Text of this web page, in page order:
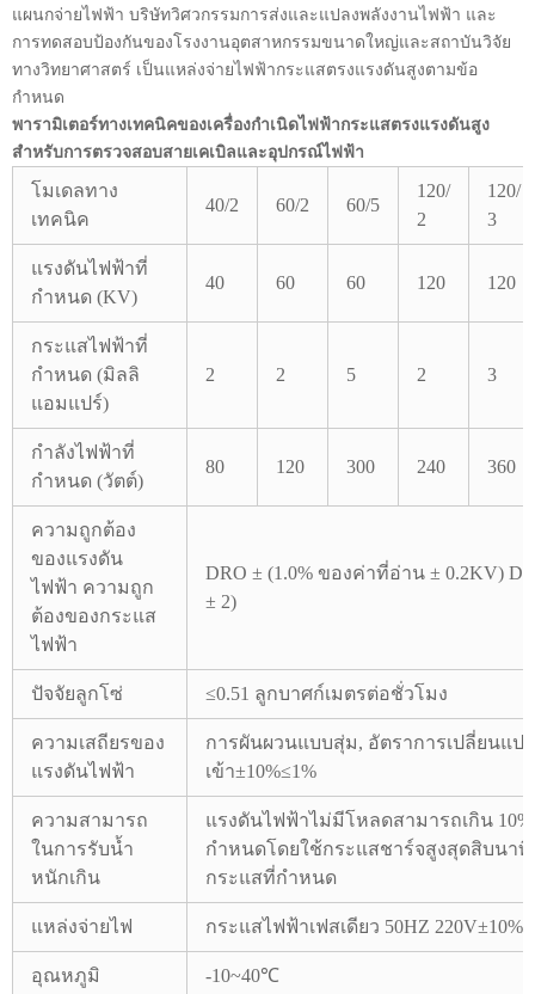
แผนกจ่ายไฟฟ้า บริษัทวิศวกรรมการส่งและแปลงพลังงานไฟฟ้า และ
การทดสอบป้องกันของโรงงานอุตสาหกรรมขนาดใหญ่และสถาบันวิจัย
ทางวิทยาศาสตร์ เป็นแหล่งจ่ายไฟฟ้ากระแสตรงแรงดันสูงตามข้อ
กำหนด
พารามิเตอร์ทางเทคนิคของเครื่องกำเนิดไฟฟ้ากระแสตรงแรงดันสูง
สำหรับการตรวจสอบสายเคเบิลและอุปกรณ์ไฟฟ้า
โมเดลทาง
เทคนิค
40/2 60/2 60/5
120/
2
120/
3
แรงดันไฟฟ้าที่
กำหนด (KV)
40 60 60 120 120
กระแสไฟฟ้าที่
กำหนด (มิลลิ
แอมแปร์)
2 2 5 2 3
กำลังไฟฟ้าที่
กำหนด (วัตต์)
80 120 300 240 360
ความถูกต้อง
ของแรงดัน
ไฟฟ้า ความถูก
ต้องของกระแส
ไฟฟ้า
DRO ± (1.0% ของค่าที่อ่าน ± 0.2KV)
± 2)
ปัจจัยลูกโซ่ ≤0.51 ลูกบาศก์เมตรต่อชั่วโมง
ความเสถียรของ
แรงดันไฟฟ้า
การผันผวนแบบสุ่ม, อัตราการเปลี่ยนแป
เข้า±10%≤1%
ความสามารถ
ในการรับน้ำ
หนักเกิน
แรงดันไฟฟ้าไม่มีโหลดสามารถเกิน
กำหนดโดยใช้กระแสชาร์จสูงสุดสิบนาที
กระแสที่กำหนด
แหล่งจ่ายไฟ กระแสไฟฟ้าเฟสเดียว 50HZ 220V±10%
อุณหภูมิ -10~40℃